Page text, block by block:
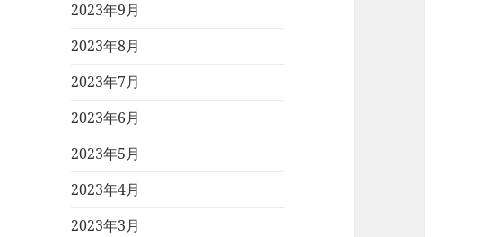
2023年9月
2023年8月
2023年7月
2023年6月
2023年5月
2023年4月
2023年3月